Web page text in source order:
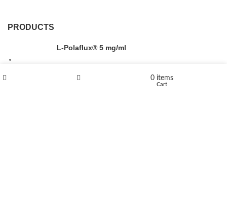
PRODUCTS
L-Polaflux® 5 mg/ml
0 items
Cart